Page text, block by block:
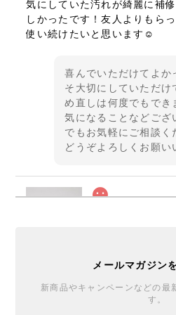
気にしていた汚れが綺麗に補
しかったです！友人よりもら
使い続けたいと思います☺️
喜んでいただけてよか
そ大切にしていただけ
め直しは何度でもでき
気になることなどござ
でもお気軽にご相談く
どうぞよろしくお願い
メールマガジン
新商品やキャンペーンなどの最
す。